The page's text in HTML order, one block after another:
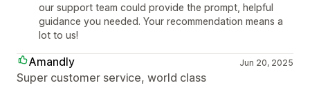
our support team could provide the prompt, helpful
guidance you needed. Your recommendation means a
lot to us!
Amandly Jun 20, 2025
Super customer service, world class